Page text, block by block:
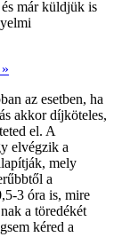
és már küldjük is
az esetben, ha
akkor díjköteles,
el. A
elvégzik a
mely
a
3 óra is, mire
a töredékét
kéred a